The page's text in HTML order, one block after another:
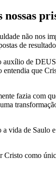
não nos
de
de
que
fazia com
de Saulo
como